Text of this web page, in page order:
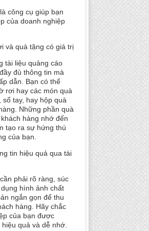
công cụ giúp bạn
của doanh nghiệp
và quà tặng có giá trị
tài liệu quảng cáo
đủ thông tin mà
dẫn. Bạn có thể
rơi hay các món quà
tay, hay hộp quà
Những phần quà
hàng nhớ đến
tạo ra sự hứng thú
của bạn.
tin hiệu quả qua tài
phải rõ ràng, súc
hình ảnh chất
ngắn gọn để thu
hàng. Hãy chắc
của bạn được
quả và dễ nhớ.